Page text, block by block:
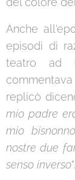
Anche
episodi di
teatro ad
replicò
mio padre
mio
nostre due
senso inverso".